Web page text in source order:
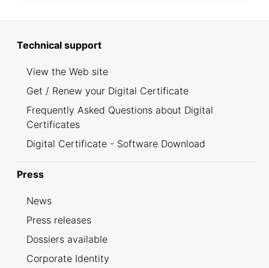
Technical support
View the Web site
Get / Renew your Digital Certificate
Frequently Asked Questions about Digital
Certificates
Digital Certificate - Software Download
Press
News
Press releases
Dossiers available
Corporate Identity